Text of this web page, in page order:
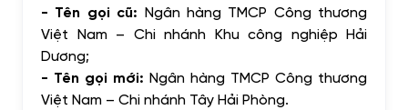
- Tên gọi cũ: Ngân hàng TMCP Công thương
Việt Nam – Chi nhánh Khu công nghiệp Hải
Dương;
- Tên gọi mới: Ngân hàng TMCP Công thương
Việt Nam – Chi nhánh Tây Hải Phòng.